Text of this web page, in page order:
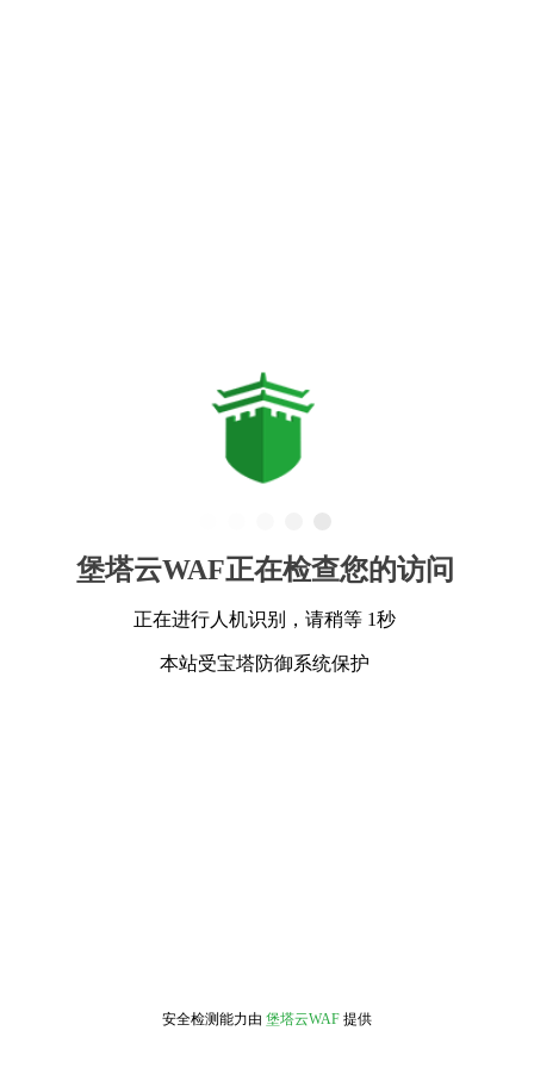
堡塔云WAF正在检查您的访问
正在进行人机识别，请稍等 1秒
本站受宝塔防御系统保护
安全检测能力由 堡塔云WAF 提供